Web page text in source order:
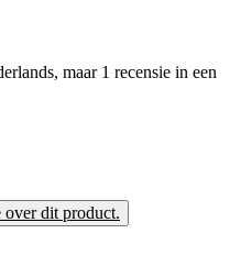
maar 1 recensie in een
over dit product.